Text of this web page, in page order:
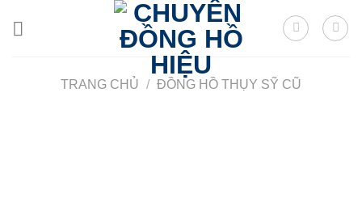
TRANG CHỦ / ĐỒNG HỒ THỤY SỸ CŨ